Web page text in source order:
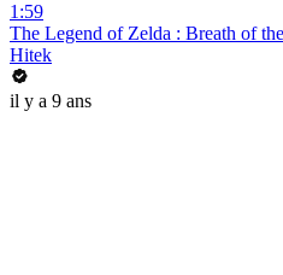
1:59
The Legend of Zelda : Breath of
Hitek
il y a 9 ans